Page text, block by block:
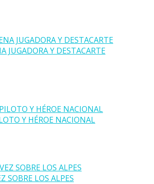
JUGADORA Y DESTACARTE
Y HÉROE NACIONAL
SOBRE LOS ALPES